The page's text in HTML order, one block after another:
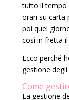
tutto il tempo
orari su carta
poi quel
così in fretta
Ecco perché
gestione
Come
La gestione